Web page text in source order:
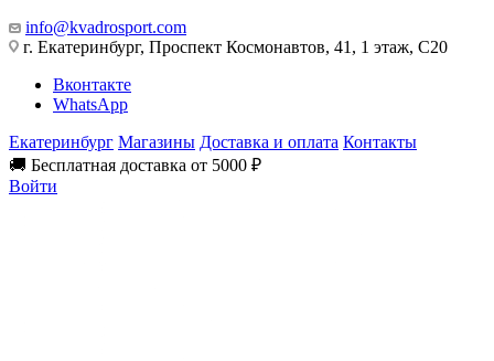
info@kvadrosport.com
г. Екатеринбург, Проспект Космонавтов, 41, 1 этаж, С20
Вконтакте
WhatsApp
Екатеринбург Магазины Доставка и оплата Контакты
🚚 Бесплатная доставка от 5000 ₽
Войти